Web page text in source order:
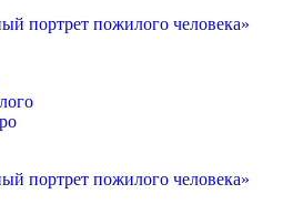
портрет пожилого человека»
портрет пожилого человека»